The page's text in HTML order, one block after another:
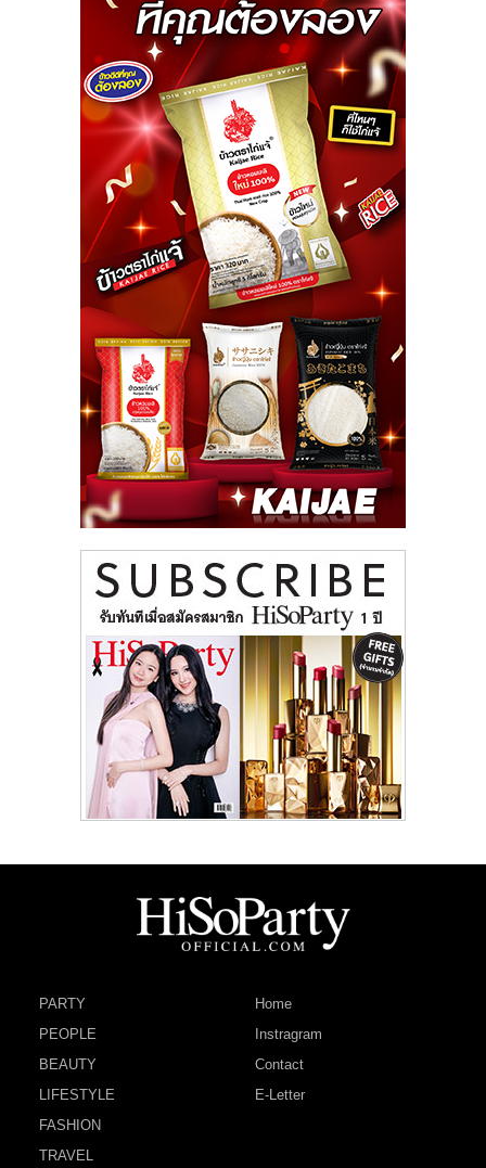
PARTY
PEOPLE
BEAUTY
LIFESTYLE
FASHION
TRAVEL
Home
Instragram
Contact
E-Letter